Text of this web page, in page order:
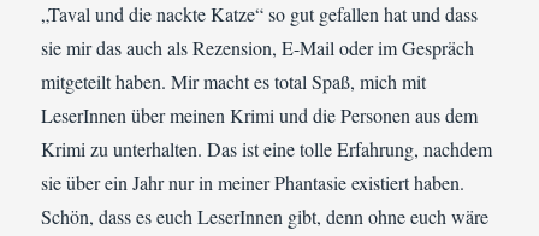
„Taval und die nackte Katze“ so gut gefallen hat und dass
sie mir das auch als Rezension, E-Mail oder im Gespräch
mitgeteilt haben. Mir macht es total Spaß, mich mit
LeserInnen über meinen Krimi und die Personen aus dem
Krimi zu unterhalten. Das ist eine tolle Erfahrung, nachdem
sie über ein Jahr nur in meiner Phantasie existiert haben.
Schön, dass es euch LeserInnen gibt, denn ohne euch wäre